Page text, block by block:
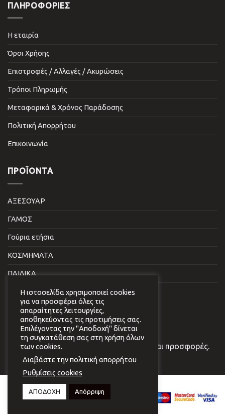
ΠΛΗΡΟΦΟΡΙΕΣ
Η εταιρία
Όροι Χρήσης
Επιστροφές / Αλλαγές / Ακυρώσεις
Τρόποι Πληρωμής
Μεταφορικά & Χρόνος Παράδοσης
Πολιτική Απορρήτου
Επικοινωνία
ΠΡΟΪΌΝΤΑ
ΑΞΕΣΟΥΑΡ
ΓΑΜΟΣ
Γούρια ετήσια
ΚΟΣΜΗΜΑΤΑ
ΠΑΙΔΙΚΑ
ΣΠΙΤΙ & ΓΡΑΦΕΙΟ
NEWSLETTER
Εγγραφείτε στο newsletter μας για νέα και προσφορές.
Copyright 2026 © Virginia
Website developmentby
Η ιστοσελίδα χρησιμοποιεί cookies
για να προσφέρει όλες τις
απαραίτητες λειτουργίες,
αποθηκεύοντας τις προτιμήσεις σας.
Επιλέγοντας την "Αποδοχή" δίνεται
τη συγκατάθεση σας στη χρήση όλων
των cookies.
Διαβάστε την πολιτική απορρήτου
Ρυθμίσεις cookies
ΑΠΟΔΟΧΗ Απόρριψη